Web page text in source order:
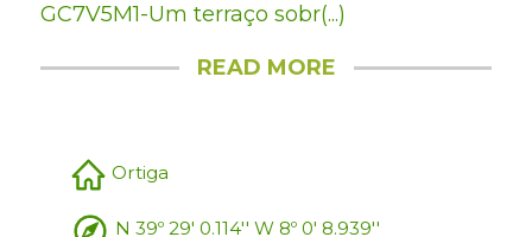
GC7V5M1-Um terraço sobr(...)
READ MORE
Ortiga
N 39º 29' 0.114'' W 8º 0' 8.939''